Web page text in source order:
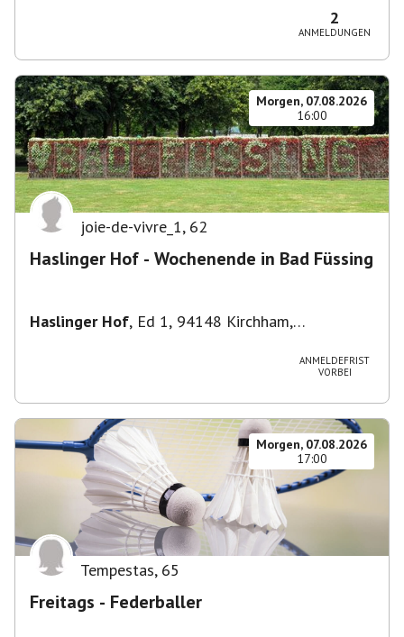
2
ANMELDUNGEN
Morgen, 07.08.2026
16:00
joie-de-vivre_1, 62
Haslinger Hof - Wochenende in Bad Füssing
Haslinger Hof, Ed 1, 94148 Kirchham,
ANMELDEFRIST
VORBEI
Morgen, 07.08.2026
17:00
Tempestas, 65
Freitags - Federballer